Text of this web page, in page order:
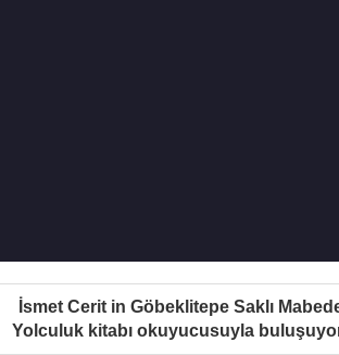
İsmet Cerit in Göbeklitepe Saklı
Yolculuk kitabı okuyucusuyla